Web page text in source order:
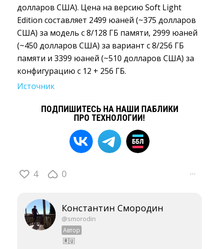
долларов США). Цена на версию Soft Light
Edition составляет 2499 юаней (~375 долларов
США) за модель с 8/128 ГБ памяти, 2999 юаней
(~450 долларов США) за вариант с 8/256 ГБ
памяти и 3399 юаней (~510 долларов США) за
конфигурацию с 12 + 256 ГБ.
Источник
ПОДПИШИТЕСЬ НА НАШИ ПАБЛИКИ
ПРО ТЕХНОЛОГИИ!
4 0 ···
Константин Смородин
@smorodin
Автор
🇷🇺